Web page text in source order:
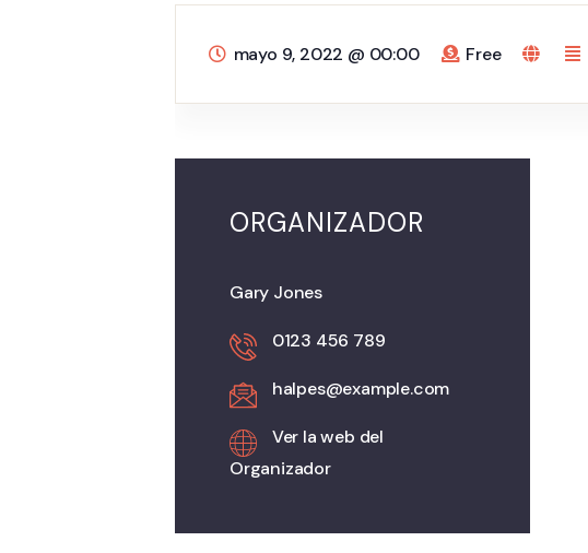
mayo 9, 2022 @ 00:00 Free
ORGANIZADOR
Gary Jones
0123 456 789
halpes@example.com
Ver la web del
Organizador